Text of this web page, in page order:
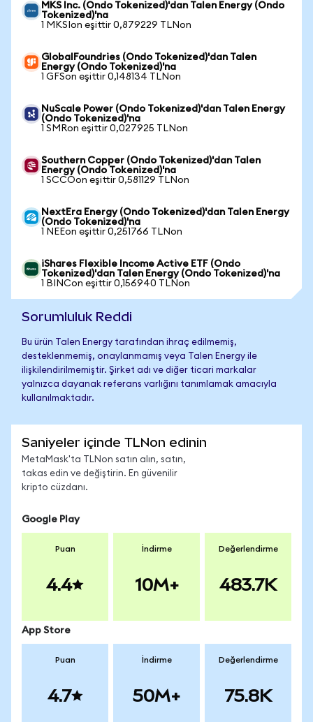
MKS Inc. (Ondo Tokenized)'dan Talen Energy (Ondo
Tokenized)'na
1 MKSIon eşittir 0,879229 TLNon
GlobalFoundries (Ondo Tokenized)'dan Talen
Energy (Ondo Tokenized)'na
1 GFSon eşittir 0,148134 TLNon
NuScale Power (Ondo Tokenized)'dan Talen Energy
(Ondo Tokenized)'na
1 SMRon eşittir 0,027925 TLNon
Southern Copper (Ondo Tokenized)'dan Talen
Energy (Ondo Tokenized)'na
1 SCCOon eşittir 0,581129 TLNon
NextEra Energy (Ondo Tokenized)'dan Talen Energy
(Ondo Tokenized)'na
1 NEEon eşittir 0,251766 TLNon
iShares Flexible Income Active ETF (Ondo
Tokenized)'dan Talen Energy (Ondo Tokenized)'na
1 BINCon eşittir 0,156940 TLNon
Sorumluluk Reddi
Bu ürün Talen Energy tarafından ihraç edilmemiş,
desteklenmemiş, onaylanmamış veya Talen Energy ile
ilişkilendirilmemiştir. Şirket adı ve diğer ticari markalar
yalnızca dayanak referans varlığını tanımlamak amacıyla
kullanılmaktadır.
Saniyeler içinde TLNon edinin
MetaMask'ta TLNon satın alın, satın,
takas edin ve değiştirin. En güvenilir
kripto cüzdanı.
Google Play
Puan
4.4
İndirme
10M+
Değerlendirme
483.7K
App Store
Puan
4.7
İndirme
50M+
Değerlendirme
75.8K